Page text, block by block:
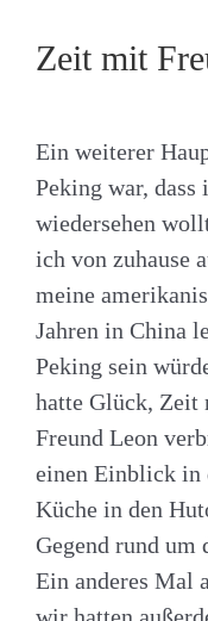
Zeit mit
Ein weiterer
Peking war, dass
wiedersehen
ich von zuhause
meine
Jahren in China
Peking sein
hatte Glück, Zeit
Freund Leon
einen Einblick in
Küche in den
Gegend rund um
Ein anderes Mal